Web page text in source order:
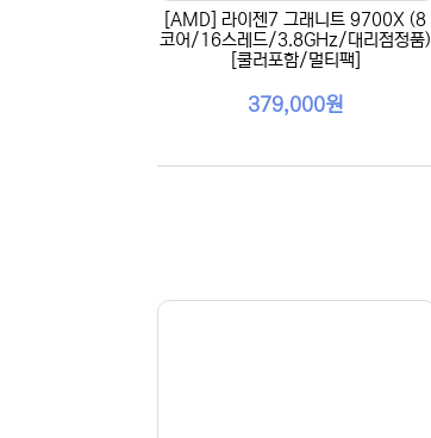
[AMD] 라이젠7 그래니트 9700X (8
코어/16스레드/3.8GHz/대리점정품)
[쿨러포함/멀티팩]
379,000원